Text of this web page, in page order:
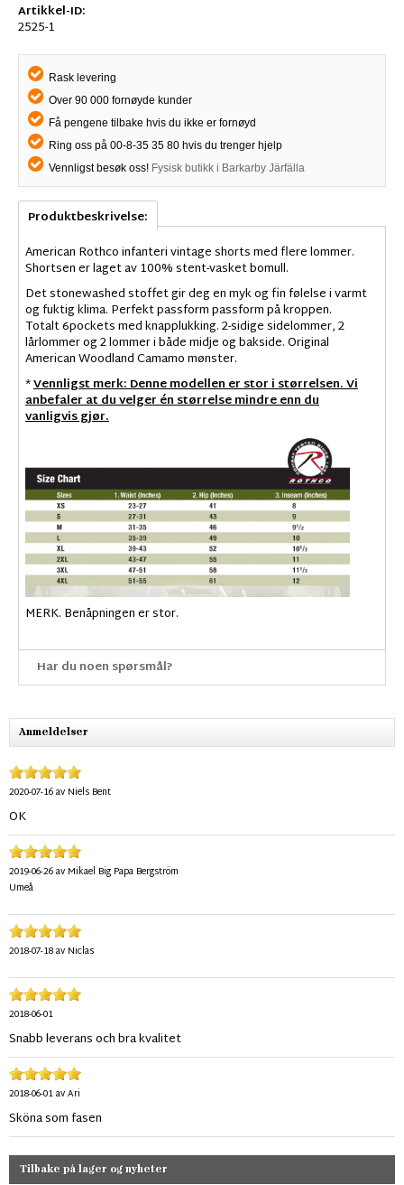
Artikkel-ID:
2525-1
Rask levering
Over 90 000 fornøyde kunder
Få pengene tilbake hvis du ikke er fornøyd
Ring oss på 00-8-35 35 80 hvis du trenger hjelp
Vennligst besøk oss! Fysisk butikk i Barkarby Järfälla
Produktbeskrivelse:
American Rothco infanteri vintage shorts med flere lommer.
Shortsen er laget av 100% stent-vasket bomull.
Det stonewashed stoffet gir deg en myk og fin følelse i varmt
og fuktig klima. Perfekt passform passform på kroppen.
Totalt 6pockets med knapplukking. 2-sidige sidelommer, 2
lårlommer og 2 lommer i både midje og bakside. Original
American Woodland Camamo mønster.
*Vennligst merk: Denne modellen er stor i størrelsen. Vi
anbefaler at du velger én størrelse mindre enn du
vanligvis gjør.
MERK. Benåpningen er stor.
Har du noen spørsmål?
Anmeldelser
2020-07-16av Niels Bent
OK
2019-06-26av Mikael Big Papa Bergström
Umeå
2018-07-18av Niclas
2018-06-01
Snabb leverans och bra kvalitet
2018-06-01avAri
Sköna som fasen
Tilbake på lager og nyheter